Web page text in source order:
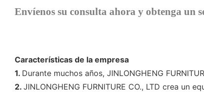
Envíenos su consulta ahora y obtenga un
Características de la empresa
1. Durante muchos años, JINLONGHENG
2. JINLONGHENG FURNITURE CO., LTD crea